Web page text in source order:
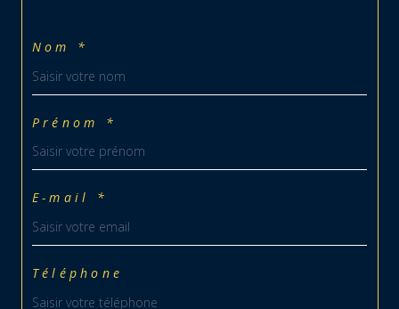
Nom *
Prénom *
E-mail *
Téléphone